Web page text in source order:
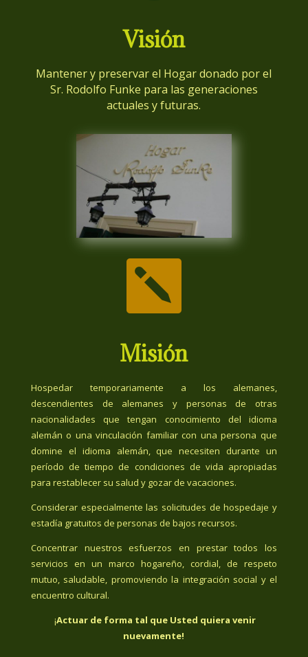
Visión
Mantener y preservar el Hogar donado por el
Sr. Rodolfo Funke para las generaciones
actuales y futuras.

Misión
Hospedar temporariamente a los alemanes,
descendientes de alemanes y personas de otras
nacionalidades que tengan conocimiento del idioma
alemán o una vinculación familiar con una persona que
domine el idioma alemán, que necesiten durante un
período de tiempo de condiciones de vida apropiadas
para restablecer su salud y gozar de vacaciones.
Considerar especialmente las solicitudes de hospedaje y
estadía gratuitos de personas de bajos recursos.
Concentrar nuestros esfuerzos en prestar todos los
servicios en un marco hogareño, cordial, de respeto
mutuo, saludable, promoviendo la integración social y el
encuentro cultural.
¡Actuar de forma tal que Usted quiera venir
nuevamente!